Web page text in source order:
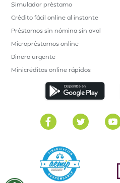
Simulador préstamo
Crédito fácil online al instante
Préstamos sin nómina sin aval
Micropréstamos online
Dinero urgente
Minicréditos online rápidos